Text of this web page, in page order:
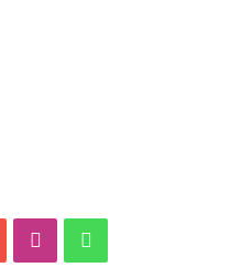
YouTubeInstagram